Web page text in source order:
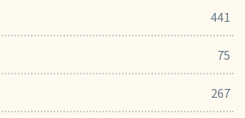
441
75
267